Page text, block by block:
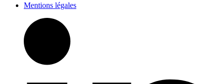
Mentions légales